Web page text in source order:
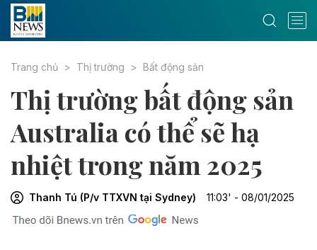
Trang chủ Thị trường Bất động sản
Thị trường bất động sản
Australia có thể sẽ hạ
nhiệt trong năm 2025
Thanh Tú (P/v TTXVN tại Sydney) 11:03' - 08/01/2025